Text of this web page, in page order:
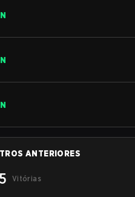
ANTERIORES
Vitórias